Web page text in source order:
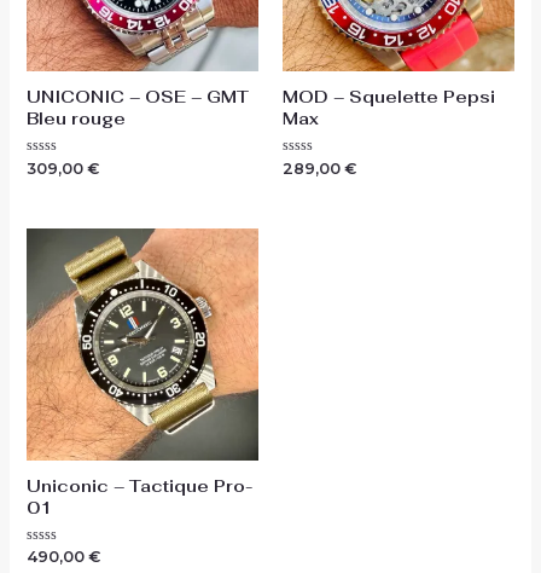
UNICONIC – OSE – GMT
Bleu rouge
Note
309,00 €
MOD – Squelette Pepsi
Max
Note
289,00 €
Uniconic – Tactique Pro-
01
Note
490,00 €